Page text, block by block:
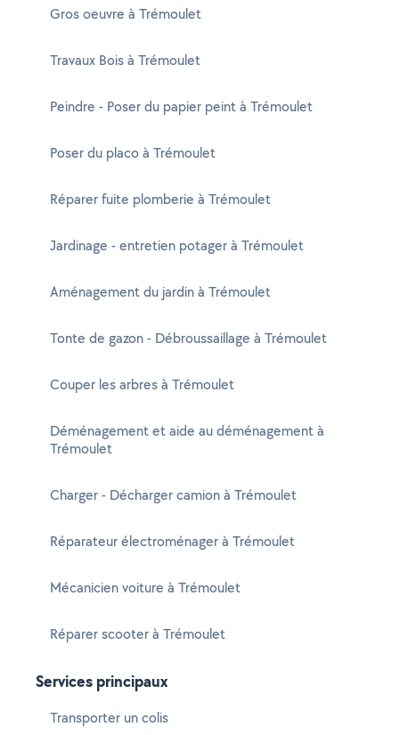
Gros oeuvre à Trémoulet
Travaux Bois à Trémoulet
Peindre - Poser du papier peint à Trémoulet
Poser du placo à Trémoulet
Réparer fuite plomberie à Trémoulet
Jardinage - entretien potager à Trémoulet
Aménagement du jardin à Trémoulet
Tonte de gazon - Débroussaillage à Trémoulet
Couper les arbres à Trémoulet
Déménagement et aide au déménagement à
Trémoulet
Charger - Décharger camion à Trémoulet
Réparateur électroménager à Trémoulet
Mécanicien voiture à Trémoulet
Réparer scooter à Trémoulet
Services principaux
Transporter un colis